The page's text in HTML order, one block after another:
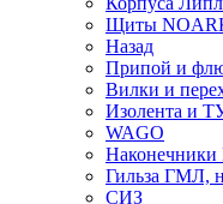
Щиты NOARK
Назад
Припой и
Вилки и
Изолента и
WAGO
Гильза ГМЛ,
СИЗ